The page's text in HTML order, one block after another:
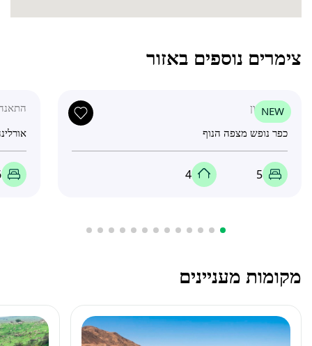
צימרים נוספים באזור
NEW
גליל עליון
כפר נופש מצפה הנוף
5
4
התאנה
מקומות מעניינים